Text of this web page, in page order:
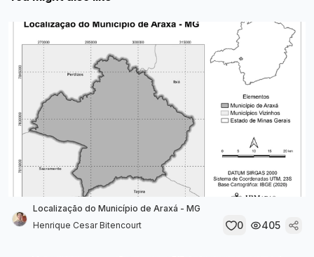
Localização do Município de Araxá - MG
Henrique Cesar Bitencourt
0 405